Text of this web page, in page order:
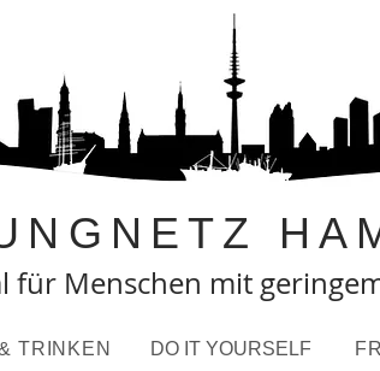
für Menschen mit
DO IT YOURSELF
TRINKEN